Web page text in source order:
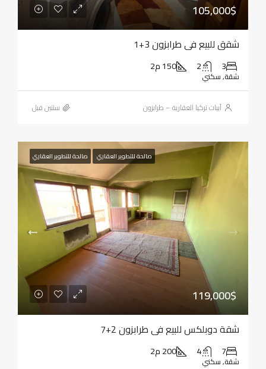
105,000$
شقق للبيع في طرابزون 3+1
3
2 150 م2
شقة, سكني
أبيات تركيا العقارية – طرابزون ‏سنتين قبل
صالحة للتطوير العقاري صالحة للتطوير العقاري
119,000$
شقة دوبلكس للبيع في طرابزون 2+7
7
4 200 م2
شقة, سكني